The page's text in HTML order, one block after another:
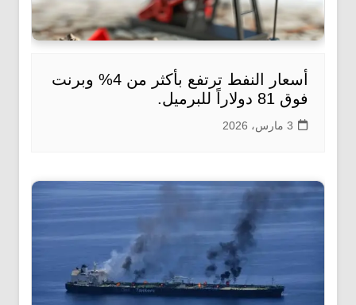
أسعار النفط ترتفع بأكثر من 4% وبرنت
فوق 81 دولاراً للبرميل.
3 مارس، 2026